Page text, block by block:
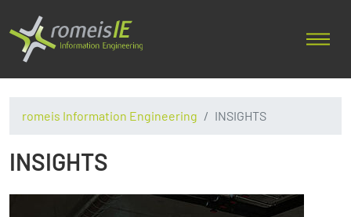
romeis Information Engineering INSIGHTS
INSIGHTS